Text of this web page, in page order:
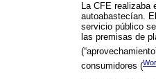
La CFE realizaba
autoabastecían.
servicio público
las premisas de
consumidores (